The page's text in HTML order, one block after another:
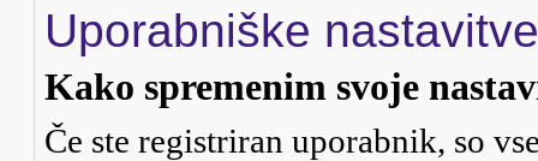
Uporabniške nastavitve
Kako spremenim svoje
Če ste registriran uporabnik, so